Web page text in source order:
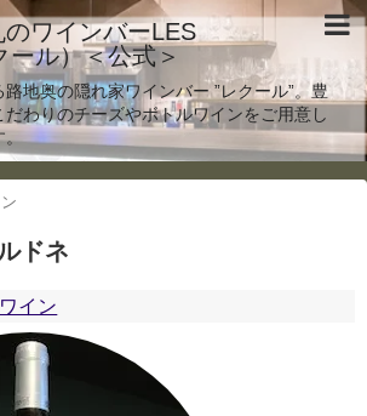
ワインバーLES
ール）＜公式＞
地奥の隠れ家ワインバー ”レクール”。豊
わりのチーズやボトルワインをご用意し
。
ドネ
イン